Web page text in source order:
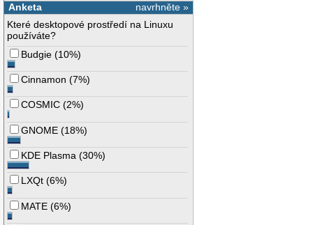
navrhněte »
Anketa
Které desktopové prostředí na Linuxu
používáte?
Budgie (10%)
Cinnamon (7%)
COSMIC (2%)
GNOME (18%)
KDE Plasma (30%)
LXQt (6%)
MATE (6%)